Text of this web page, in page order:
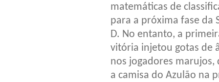
matemáticas de
para a próxima fase da
D. No entanto, a
vitória injetou gotas de
nos jogadores
a camisa do Azulão na